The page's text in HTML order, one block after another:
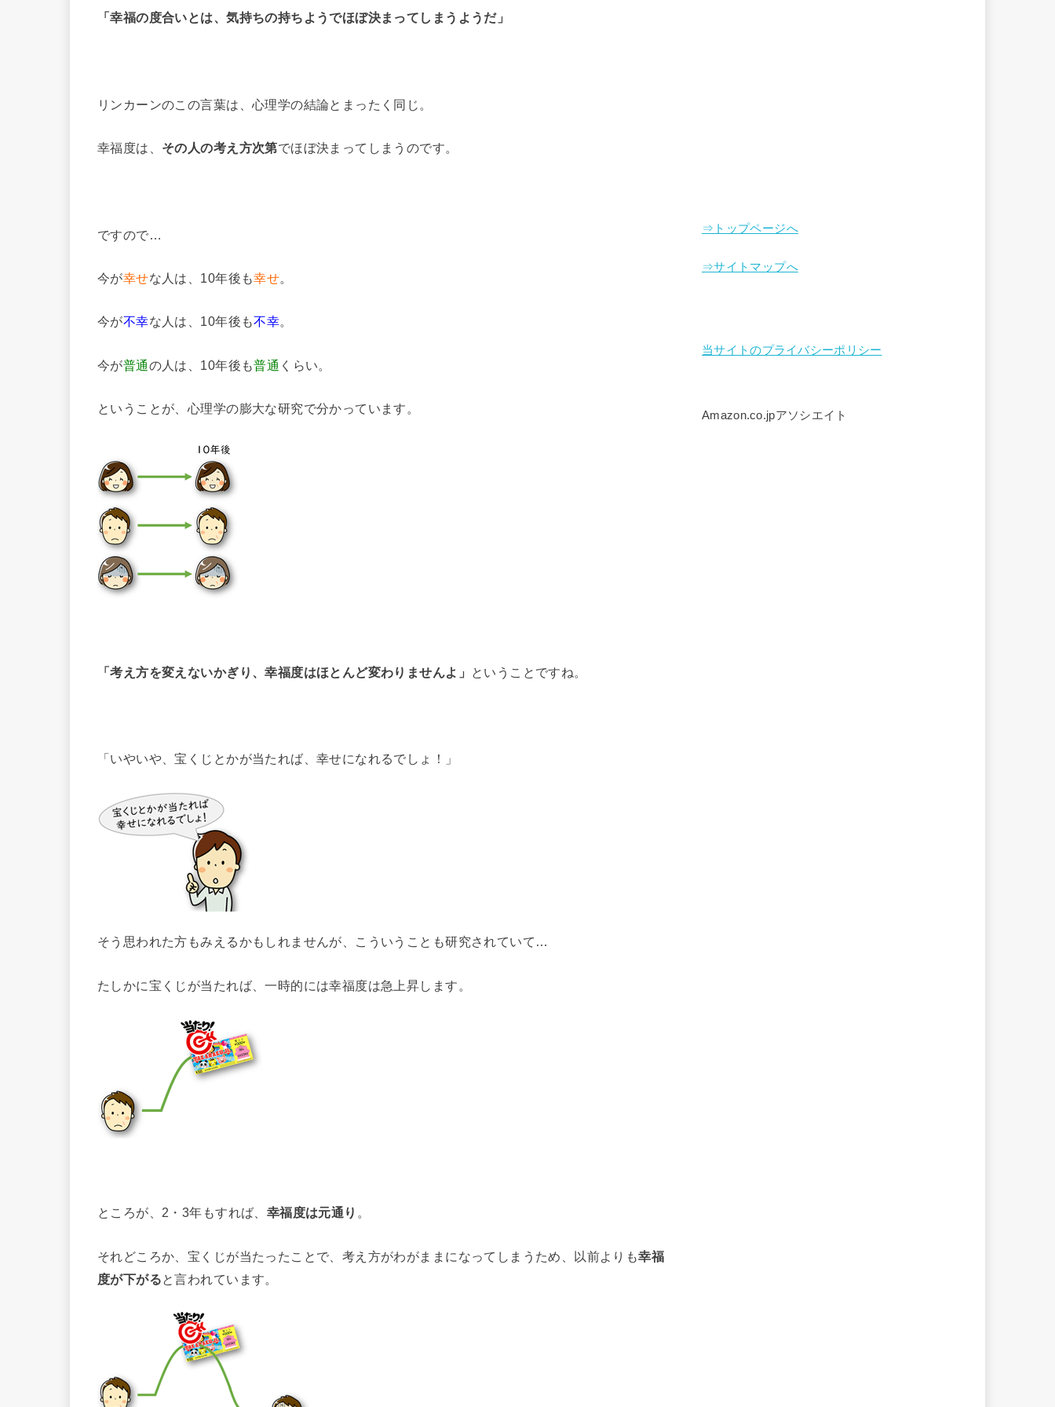
「幸福の度合いとは、気持ちの持ちようでほぼ決まってしまうようだ」
リンカーンのこの言葉は、心理学の結論とまったく同じ。
幸福度は、 その人の考え方次第でほぼ決まってしまうのです。
ですので…
今が幸せな人は、10年後も幸せ。
今が不幸な人は、10年後も不幸。
今が普通の人は、10年後も普通 くらい。
ということが、心理学の膨大な研究で分かっています。
「考え方を変えないかぎり、幸福度はほとんど変わりませんよ」 ということですね。
「いやいや、宝くじとかが当たれば、幸せになれるでしょ！」
そう思われた方もみえるかもしれませんが、こういうことも研究されていて…
たしかに宝くじが当たれば、一時的には幸福度は急上昇します。
ところが、2・3年もすれば、 幸福度は元通り 。
それどころか、宝くじが当たったことで、考え方がわがままになってしまうため、以前よりも幸福
度が下がる と言われています。
⇒トップページへ
⇒サイトマップへ
当サイトのプライバシーポリシー
Amazon.co.jpアソシエイト